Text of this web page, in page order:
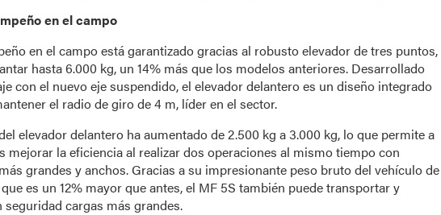
en el campo
en el campo está garantizado gracias al robusto elevador de tres puntos,
hasta 6.000 kg, un 14% más que los modelos anteriores. Desarrollado
con el nuevo eje suspendido, el elevador delantero es un diseño integrado
el radio de giro de 4 m, líder en el sector.
elevador delantero ha aumentado de 2.500 kg a 3.000 kg, lo que permite a
mejorar la eficiencia al realizar dos operaciones al mismo tiempo con
grandes y anchos. Gracias a su impresionante peso bruto del vehículo de
es un 12% mayor que antes, el MF 5S también puede transportar y
cargas más grandes.